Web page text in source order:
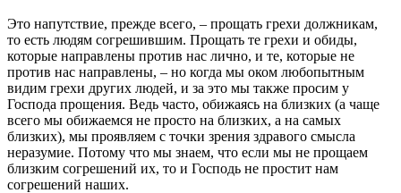
Это напутствие, прежде всего, – прощать грехи должникам,
то есть людям согрешившим. Прощать те грехи и обиды,
которые направлены против нас лично, и те, которые не
против нас направлены, – но когда мы оком любопытным
видим грехи других людей, и за это мы также просим у
Господа прощения. Ведь часто, обижаясь на близких (а чаще
всего мы обижаемся не просто на близких, а на самых
близких), мы проявляем с точки зрения здравого смысла
неразумие. Потому что мы знаем, что если мы не прощаем
близким согрешений их, то и Господь не простит нам
согрешений наших.